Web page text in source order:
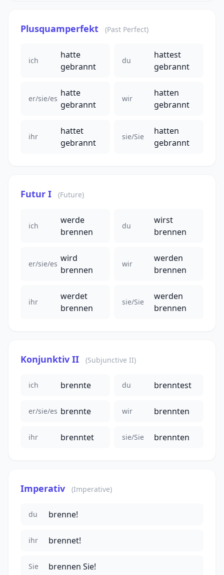
Plusquamperfekt (Past Perfect)
ich
hatte
gebrannt
du
hattest
gebrannt
er/sie/es
hatte
gebrannt
wir
hatten
gebrannt
ihr
hattet
gebrannt
sie/Sie
hatten
gebrannt
Futur I (Future)
ich
werde
brennen
du
wirst
brennen
er/sie/es
wird
brennen
wir
werden
brennen
ihr
werdet
brennen
sie/Sie
werden
brennen
Konjunktiv II (Subjunctive II)
ich brennte du brenntest
er/sie/es brennte wir brennten
ihr brenntet sie/Sie brennten
Imperativ (Imperative)
du brenne!
ihr brennet!
Sie brennen Sie!